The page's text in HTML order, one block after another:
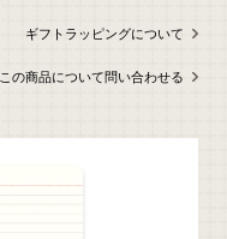
ギフトラッピングについて
この商品について問い合わせる